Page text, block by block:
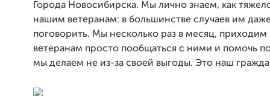
Города Новосибирска. Мы лично знаем, как
нашим ветеранам: в большинстве случаев им
поговорить. Мы несколько раз в месяц, приходим
ветеранам просто пообщаться с ними и помочь
мы делаем не из-за своей выгоды. Это наш